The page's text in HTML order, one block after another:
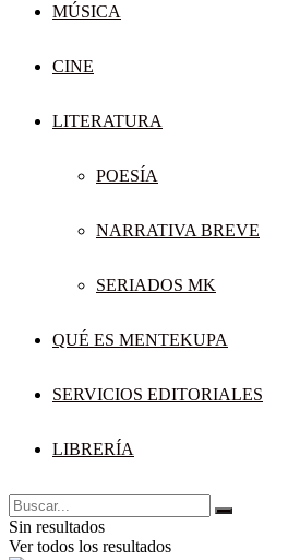
MÚSICA
CINE
LITERATURA
POESÍA
NARRATIVA BREVE
SERIADOS MK
QUÉ ES MENTEKUPA
SERVICIOS EDITORIALES
LIBRERÍA
Sin resultados
Ver todos los resultados